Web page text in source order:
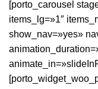
[porto_carousel
items_lg=»1″
show_nav=»yes»